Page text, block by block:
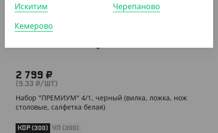
2 799 ₽
(9.33 ₽/ШТ)
Набор "ПРЕМИУМ" 4/1, черный (вилка, ложка, нож
столовые, салфетка белая)
КОР (300) УП (300)
Искитим
Кемерово
Черепаново